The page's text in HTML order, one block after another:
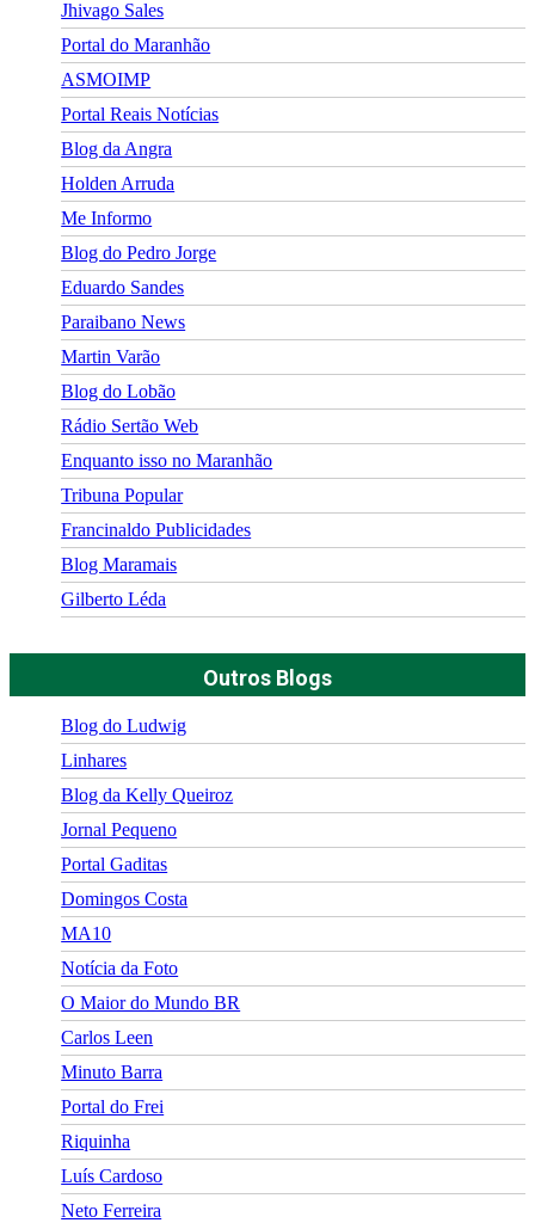
Jhivago Sales
Portal do Maranhão
ASMOIMP
Portal Reais Notí­cias
Blog da Angra
Holden Arruda
Me Informo
Blog do Pedro Jorge
Eduardo Sandes
Paraibano News
Martin Varão
Blog do Lobão
Rádio Sertão Web
Enquanto isso no Maranhão
Tribuna Popular
Francinaldo Publicidades
Blog Maramais
Gilberto Léda
Outros Blogs
Blog do Ludwig
Linhares
Blog da Kelly Queiroz
Jornal Pequeno
Portal Gaditas
Domingos Costa
MA10
Notícia da Foto
O Maior do Mundo BR
Carlos Leen
Minuto Barra
Portal do Frei
Riquinha
Luís Cardoso
Neto Ferreira